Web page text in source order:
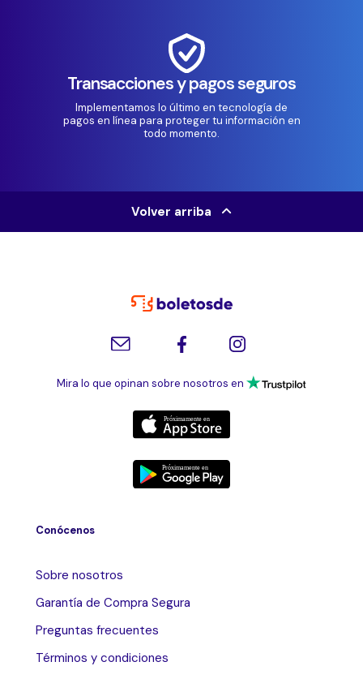
Transacciones y pagos seguros
Implementamos lo último en tecnología de
pagos en línea para proteger tu información en
todo momento.
Volver arriba
Mira lo que opinan sobre nosotros en
Conócenos
Sobre nosotros
Garantía de Compra Segura
Preguntas frecuentes
Términos y condiciones